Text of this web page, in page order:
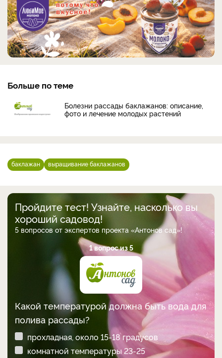
Больше по теме
Болезни рассады баклажанов: описание,
фото и лечение молодых растений
баклажан выращивание баклажанов
Пройдите тест! Узнайте, насколько вы
хороший садовод!
5 вопросов от экспертов проекта «Антонов сад»!
1 вопрос из 5
Какой температурой должна быть вода для
полива рассады?
прохладная, около 15-18 градусов
комнатной температуры 23-25